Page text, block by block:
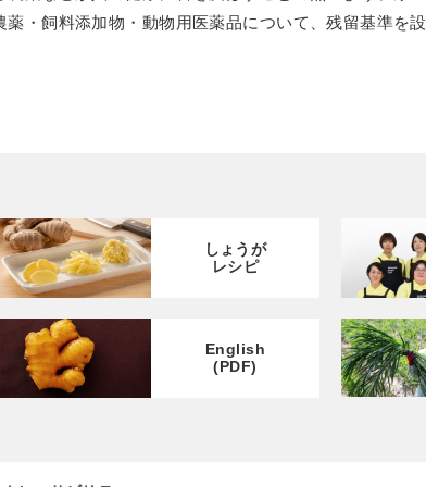
薬・飼料添加物・動物用医薬品について、残留基準を設
しょうが
レシピ
English
(PDF)